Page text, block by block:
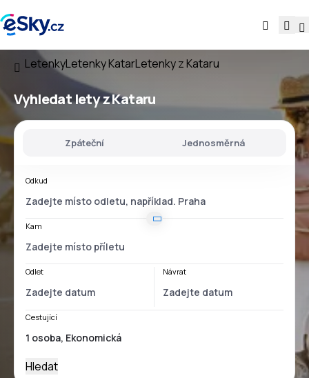
LetenkyLetenky KatarLetenky z Kataru
Vyhledat letyz Kataru
Zpáteční Jednosměrná
Odkud
Kam
Odlet Návrat
Cestující
Hledat